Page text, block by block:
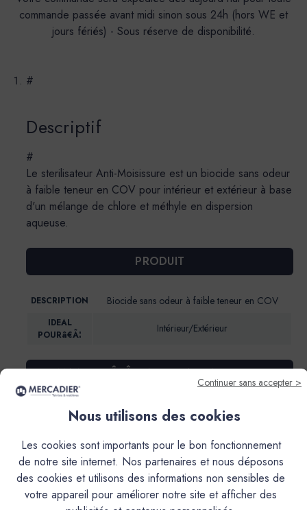
commande passée avant midi sinon sous 24h (hors WE et
jours fériés) - Sous réserve de disponibilité.
#
Descriptif
#
Le sterilisateur Anti-Moisissure est un biocide sans odeur
à faible teneur en COV pour intérieur et extérieur à base
d'un mélange de chlore et méthyle en dispersion
aqueuse.
PRODUIT
DESCRIPTION Biocide sans odeur à faible teneur en COV
IDEAL
POURâ€Â¦
Intérieur/Extérieur
DOMAINES DÂ€Â„¢APPLICATION-SUPPORTS
Intérieur et Extérieur
#
Continuer sans accepter >
Nous utilisons des cookies
Les cookies sont importants pour le bon fonctionnement
de notre site internet. Nos partenaires et nous déposons
des cookies et utilisons des informations non sensibles de
votre appareil pour améliorer notre site et afficher des